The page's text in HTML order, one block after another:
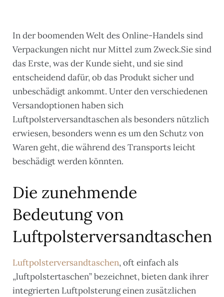
In der boomenden Welt des Online-Handels sind
Verpackungen nicht nur Mittel zum Zweck.Sie sind
das Erste, was der Kunde sieht, und sie sind
entscheidend dafür, ob das Produkt sicher und
unbeschädigt ankommt. Unter den verschiedenen
Versandoptionen haben sich
Luftpolsterversandtaschen als besonders nützlich
erwiesen, besonders wenn es um den Schutz von
Waren geht, die während des Transports leicht
beschädigt werden könnten.
Die zunehmende
Bedeutung von
Luftpolsterversandtaschen
Luftpolsterversandtaschen, oft einfach als
„luftpolstertaschen” bezeichnet, bieten dank ihrer
integrierten Luftpolsterung einen zusätzlichen